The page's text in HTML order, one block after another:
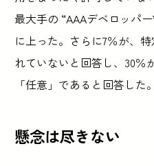
最大手の “AAAデベロッパ
に上った。さらに7％が、
れていないと回答し、30％
「任意」であると回答した。
懸念は尽きない